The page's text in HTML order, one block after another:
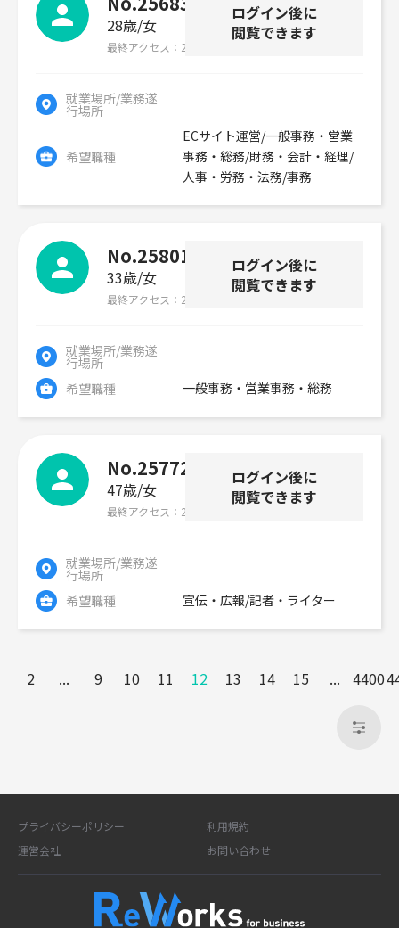
28歳 女
最終アクセス 2026年07月29日
就業場所/業務遂
行場所
希望職種
ECサイト運営/一般事務・営業
事務・総務/財務・会計・経理/
人事・労務・法務/事務
ログイン後に
閲覧できます
No.258015
33歳 女
最終アクセス 2026年07月29日
就業場所/業務遂
行場所
希望職種
一般事務・営業事務・総務
ログイン後に
閲覧できます
No.257720
47歳 女
最終アクセス 2026年07月29日
就業場所/業務遂
行場所
希望職種
宣伝・広報/記者・ライター
ログイン後に
閲覧できます
2 ... 9 10 11 12 13 14 15 ... 4400
プライバシーポリシー
利用規約
運営会社
お問い合わせ